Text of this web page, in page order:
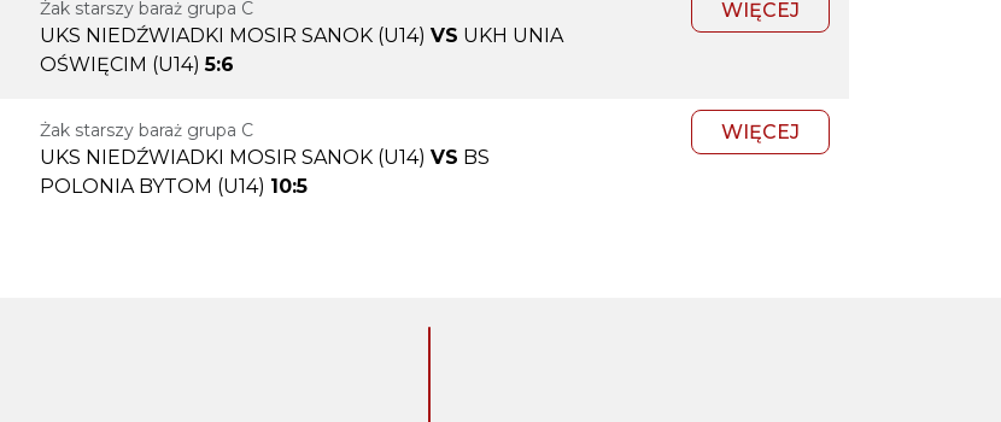
Żak starszy baraż grupa C
UKS NIEDŹWIADKI MOSIR SANOK (U14) VS UKH UNIA
OŚWIĘCIM (U14) 5:6
WIĘCEJ
Żak starszy baraż grupa C
UKS NIEDŹWIADKI MOSIR SANOK (U14) VS BS
POLONIA BYTOM (U14) 10:5
WIĘCEJ